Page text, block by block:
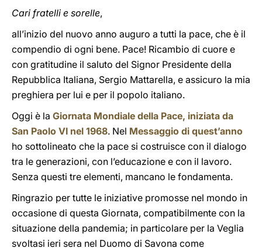
Cari fratelli e sorelle,
all’inizio del nuovo anno auguro a tutti la pace, che è il
compendio di ogni bene. Pace! Ricambio di cuore e
con gratitudine il saluto del Signor Presidente della
Repubblica Italiana, Sergio Mattarella, e assicuro la mia
preghiera per lui e per il popolo italiano.
Oggi è la Giornata Mondiale della Pace, iniziata da
San Paolo VI nel 1968. Nel Messaggio di quest’anno
ho sottolineato che la pace si costruisce con il dialogo
tra le generazioni, con l’educazione e con il lavoro.
Senza questi tre elementi, mancano le fondamenta.
Ringrazio per tutte le iniziative promosse nel mondo in
occasione di questa Giornata, compatibilmente con la
situazione della pandemia; in particolare per la Veglia
svoltasi ieri sera nel Duomo di Savona come